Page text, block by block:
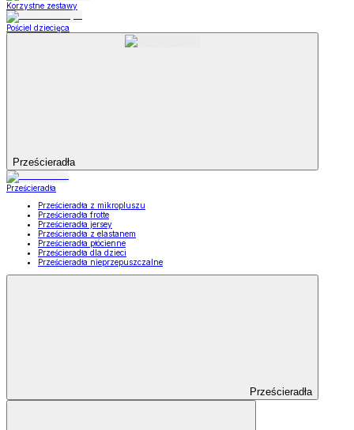
Korzystne zestawy
Pościel dziecięca
Prześcieradła
Prześcieradła
Prześcieradła z mikropluszu
Prześcieradła frotte
Prześcieradła jersey
Prześcieradła z elastanem
Prześcieradła płócienne
Prześcieradła dla dzieci
Prześcieradła nieprzepuszczalne
Prześcieradła